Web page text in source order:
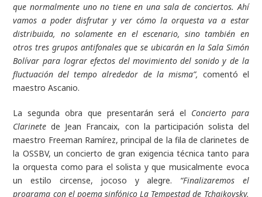
que normalmente uno no tiene en una sala de conciertos. Ahí
vamos a poder disfrutar y ver cómo la orquesta va a estar
distribuida, no solamente en el escenario, sino también en
otros tres grupos antifonales que se ubicarán en la Sala Simón
Bolívar para lograr efectos del movimiento del sonido y de la
fluctuación del tempo alrededor de la misma”, comentó el
maestro Ascanio.
La segunda obra que presentarán será el Concierto para
Clarinete de Jean Francaix, con la participación solista del
maestro Freeman Ramírez, principal de la fila de clarinetes de
la OSSBV, un concierto de gran exigencia técnica tanto para
la orquesta como para el solista y que musicalmente evoca
un estilo circense, jocoso y alegre. “Finalizaremos el
programa con el poema sinfónico La Tempestad de Tchaikovsky,